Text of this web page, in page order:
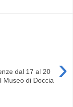
›
dal 17 al 20
Museo di Doccia